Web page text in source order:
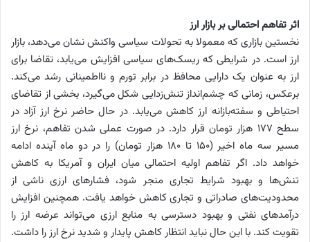
اثر تفاهم احتمالی بر بازار ارز
نخستین بازاری که معمولا به تحولات سیاسی واکنش نشان می‌دهد، بازار
ارز است. در شرایطی که ریسک‌های سیاسی افزایش می‌یابد، تقاضا برای
ارز به عنوان یک دارایی محافظ در برابر تورم و نااطمینانی رشد می‌کند.
برعکس، زمانی که چشم‌انداز تنش‌زدایی شکل می‌گیرد، بخشی از تقاضای
احتیاطی و سفته‌بازانه ارز کاهش می‌یابد. در حال حاضر نرخ ارز آزاد در
سطح ۱۷۷ هزار تومان قرار دارد. در صورت عملی شدن تفاهم، نرخ ارز
مسیر سه ماه اخیر (۱۵۰ تا ۱۸۰ هزار تومان) را در دو ماه آینده ادامه
خواهد داد. اگر تفاهم اولیه احتمالی میان ایران و آمریکا به کاهش
تنش‌ها و بهبود شرایط تجاری منجر شود، فشارهای ارزی ناشی از
محدودیت‌های صادراتی و تجاری کاهش خواهد یافت. همچنین افزایش
درآمدهای نفتی و بهبود دسترسی به منابع ارزی می‌تواند عرضه ارز را
تقویت کند. با این حال نباید انتظار کاهش پایدار و شدید نرخ ارز را داشت.